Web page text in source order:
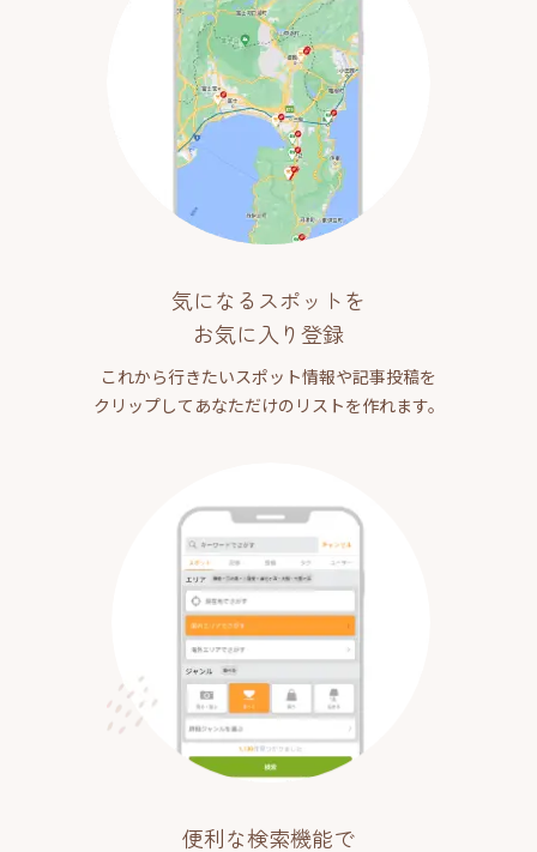
気になるスポットを
お気に入り登録
これから行きたいスポット情報や記事投稿を
クリップしてあなただけのリストを作れます。
便利な検索機能で